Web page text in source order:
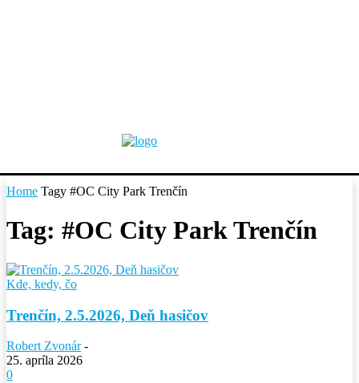
Home Tagy #OC City Park Trenčín
Tag: #OC City Park Trenčín
Kde, kedy, čo
Trenčín, 2.5.2026, Deň hasičov
Robert Zvonár -
25. apríla 2026
0